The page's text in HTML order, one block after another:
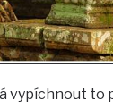
vypíchnout to